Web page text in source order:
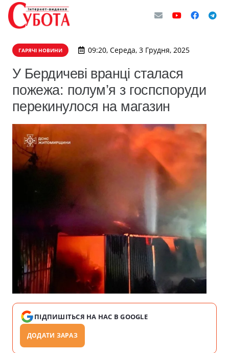
ГАРЯЧІ НОВИНИ 09:20, Середа, 3 Грудня, 2025
У Бердичеві вранці сталася
пожежа: полум’я з госпспоруди
перекинулося на магазин
ПІДПИШІТЬСЯ НА НАС В GOOGLE
ДОДАТИ ЗАРАЗ